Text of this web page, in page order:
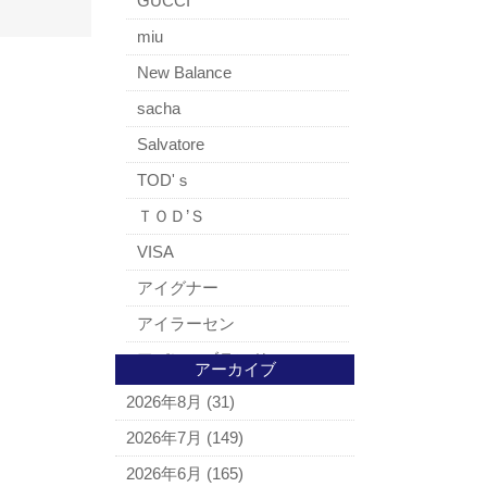
miu
New Balance
sacha
Salvatore
TOD'ｓ
ＴＯＤ’Ｓ
VISA
アイグナー
アイラーセン
アパレルブランド
BALLY
ＵＧＧ
アナスイ
アーカイブ
2026年8月 (31)
2026年7月 (149)
2026年6月 (165)